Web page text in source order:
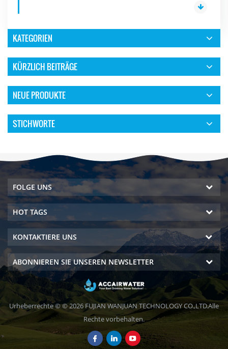
KATEGORIEN
KÜRZLICH BEITRÄGE
NEUE PRODUKTE
STICHWORTE
FOLGE UNS
HOT TAGS
KONTAKTIERE UNS
ABONNIEREN SIE UNSEREN NEWSLETTER
Urheberrechte © © 2026 FUJIAN WANJUAN TECHNOLOGY CO.,LTD.Alle
Rechte vorbehalten.